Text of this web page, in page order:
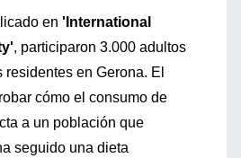
en 'International
, participaron 3.000 adultos
en Gerona. El
cómo el consumo de
a un población que
seguido una dieta